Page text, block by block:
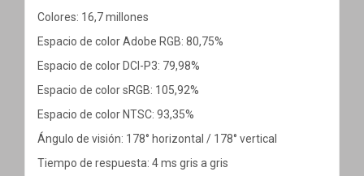
Colores: 16,7 millones
Espacio de color Adobe RGB: 80,75%
Espacio de color DCI-P3: 79,98%
Espacio de color sRGB: 105,92%
Espacio de color NTSC: 93,35%
Ángulo de visión: 178° horizontal / 178° vertical
Tiempo de respuesta: 4 ms gris a gris